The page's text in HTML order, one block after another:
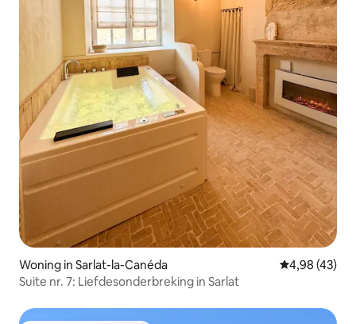
Woning in Sarlat-la-Canéda Gemiddelde
4,98 (43)
Suite nr. 7: Liefdesonderbreking in Sarlat